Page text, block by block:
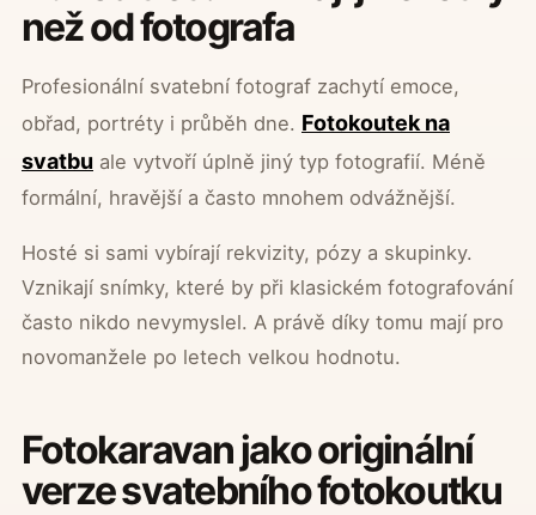
než od fotografa
Profesionální svatební fotograf zachytí emoce,
obřad, portréty i průběh dne. Fotokoutek na
svatbu ale vytvoří úplně jiný typ fotografií. Méně
formální, hravější a často mnohem odvážnější.
Hosté si sami vybírají rekvizity, pózy a skupinky.
Vznikají snímky, které by při klasickém fotografování
často nikdo nevymyslel. A právě díky tomu mají pro
novomanžele po letech velkou hodnotu.
Fotokaravan jako originální
verze svatebního fotokoutku